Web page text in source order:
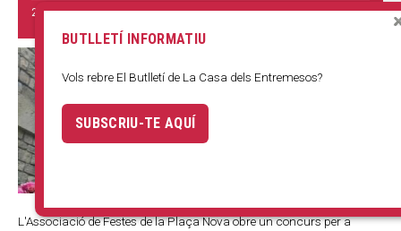
28 ABRIL 2020
L'Associació de Festes de la Plaça Nova obre un concurs per a
BUTLLETÍ INFORMATIU
Vols rebre El Butlletí de La Casa dels Entremesos?
SUBSCRIU-TE AQUÍ